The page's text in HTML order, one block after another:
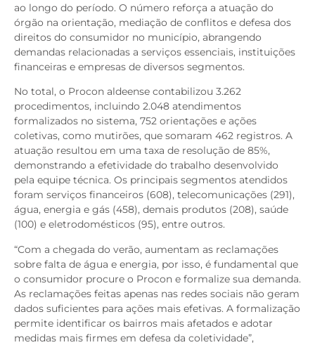
ao longo do período. O número reforça a atuação do
órgão na orientação, mediação de conflitos e defesa dos
direitos do consumidor no município, abrangendo
demandas relacionadas a serviços essenciais, instituições
financeiras e empresas de diversos segmentos.
No total, o Procon aldeense contabilizou 3.262
procedimentos, incluindo 2.048 atendimentos
formalizados no sistema, 752 orientações e ações
coletivas, como mutirões, que somaram 462 registros. A
atuação resultou em uma taxa de resolução de 85%,
demonstrando a efetividade do trabalho desenvolvido
pela equipe técnica. Os principais segmentos atendidos
foram serviços financeiros (608), telecomunicações (291),
água, energia e gás (458), demais produtos (208), saúde
(100) e eletrodomésticos (95), entre outros.
“Com a chegada do verão, aumentam as reclamações
sobre falta de água e energia, por isso, é fundamental que
o consumidor procure o Procon e formalize sua demanda.
As reclamações feitas apenas nas redes sociais não geram
dados suficientes para ações mais efetivas. A formalização
permite identificar os bairros mais afetados e adotar
medidas mais firmes em defesa da coletividade”,